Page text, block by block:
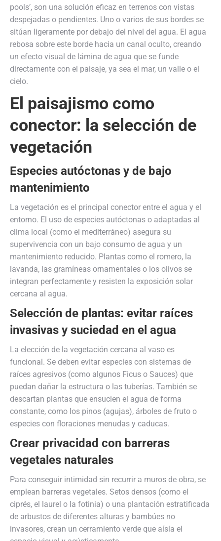
pools’, son una solución eficaz en terrenos con vistas
despejadas o pendientes. Uno o varios de sus bordes se
sitúan ligeramente por debajo del nivel del agua. El agua
rebosa sobre este borde hacia un canal oculto, creando
un efecto visual de lámina de agua que se funde
directamente con el paisaje, ya sea el mar, un valle o el
cielo.
El paisajismo como
conector: la selección de
vegetación
Especies autóctonas y de bajo
mantenimiento
La vegetación es el principal conector entre el agua y el
entorno. El uso de especies autóctonas o adaptadas al
clima local (como el mediterráneo) asegura su
supervivencia con un bajo consumo de agua y un
mantenimiento reducido. Plantas como el romero, la
lavanda, las gramíneas ornamentales o los olivos se
integran perfectamente y resisten la exposición solar
cercana al agua.
Selección de plantas: evitar raíces
invasivas y suciedad en el agua
La elección de la vegetación cercana al vaso es
funcional. Se deben evitar especies con sistemas de
raíces agresivos (como algunos Ficus o Sauces) que
puedan dañar la estructura o las tuberías. También se
descartan plantas que ensucien el agua de forma
constante, como los pinos (agujas), árboles de fruto o
especies con floraciones menudas y caducas.
Crear privacidad con barreras
vegetales naturales
Para conseguir intimidad sin recurrir a muros de obra, se
emplean barreras vegetales. Setos densos (como el
ciprés, el laurel o la fotinia) o una plantación estratificada
de arbustos de diferentes alturas y bambúes no
invasores, crean un cerramiento verde que aísla el